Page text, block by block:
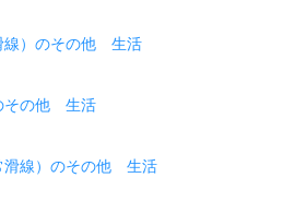
線）のその他 生活
その他 生活
滑線）のその他 生活